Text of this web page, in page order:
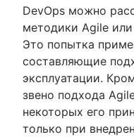
DevOps можно
методики Agile
Это попытка
составляющие
эксплуатации.
звено подхода
некоторых его
только при